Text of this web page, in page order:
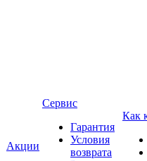
Акции
Сервис
Гарантия
Условия
возврата
Как